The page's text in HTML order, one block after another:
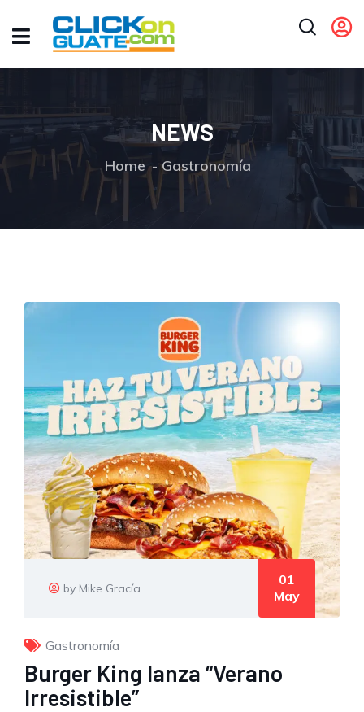
NEWS
Home Gastronomía
by Mike Gracía
01
May
Gastronomía
Burger King lanza “Verano
Irresistible”